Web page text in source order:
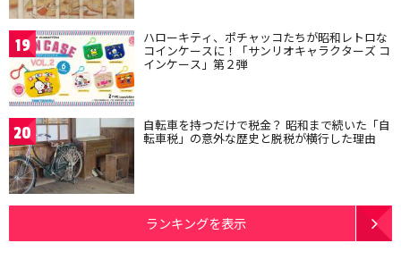
19 ハローキティ、ポチャッコたちが昭和レトロな
コインケースに！「サンリオキャラクターズ コ
インケース」第２弾
20 自転車を持つだけで税金？ 昭和まで続いた「自
転車税」の意外な歴史と脱税が横行した理由
ランキングを表示